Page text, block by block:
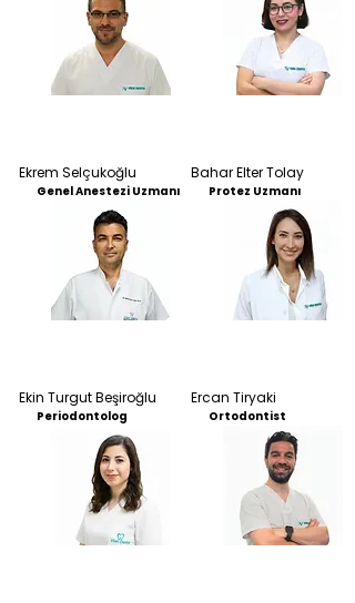
Ekrem Selçukoğlu
Genel Anestezi Uzmanı
Ekin Turgut Beşiroğlu
Periodontolog
Bahar Elter Tolay
Protez Uzmanı
Ercan Tiryaki
Ortodontist